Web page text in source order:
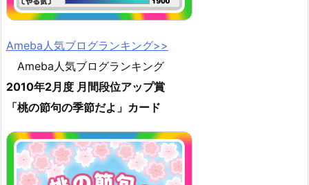
Ameba人気ブログランキング>>
Ameba人気ブログランキング
2010年2月度 月間段位アップ賞
「桃の節句の季節だよ」カード